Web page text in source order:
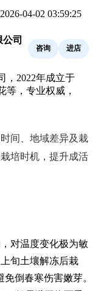
2026-04-02 03:59:25
司
咨询 进店
，2022年成立于
等，专业权威，
间、地域差异及栽
培时机，提升成活
对温度变化极为敏
旬土壤解冻后栽
倒春寒伤害嫩芽。